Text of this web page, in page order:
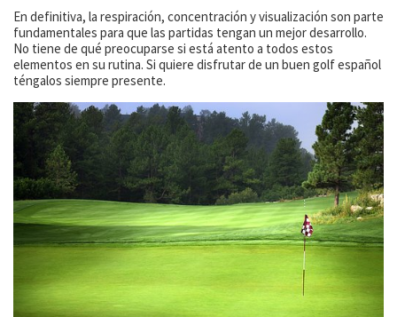
En definitiva, la respiración, concentración y visualización son parte
fundamentales para que las partidas tengan un mejor desarrollo.
No tiene de qué preocuparse si está atento a todos estos
elementos en su rutina. Si quiere disfrutar de un buen golf español
téngalos siempre presente.